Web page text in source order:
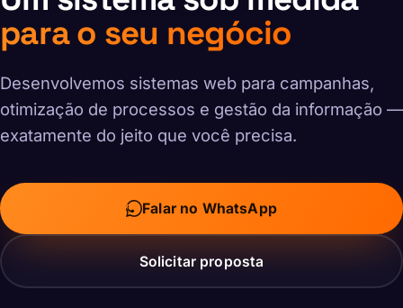
para o seu negócio
Desenvolvemos sistemas web para campanhas,
otimização de processos e gestão da informação —
exatamente do jeito que você precisa.
Falar no WhatsApp
Solicitar proposta